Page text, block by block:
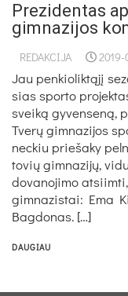
Prezidentas
gimnazijos
REDAKCIJA
Jau pen­kio­lik­tą­jį
sias spor­to
svei­ką gy­ven­se­ną,
Tve­rų gim­na­zi­jos
nec­kiu prie­ša­ky
to­vių gim­na­zi­jų,
do­va­no­ji­mo
gim­na­zis­tai: Ema
Bag­do­nas. […]
DAUGIAU